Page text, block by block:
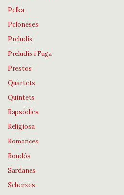
Polka
Poloneses
Preludis
Preludis i Fuga
Prestos
Quartets
Quintets
Rapsòdies
Religiosa
Romances
Rondós
Sardanes
Scherzos